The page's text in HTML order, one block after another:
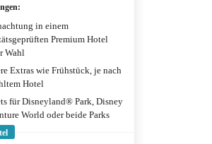
:
in einem
Premium Hotel
Wahl
Extras wie Frühstück, je nach
Hotel
für Disneyland® Park, Disney
World oder beide Parks